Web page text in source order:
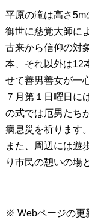
平原の滝は高さ
御世に慈覚大師に
古来から信仰の対
本、それ以外は12
せて善男善女が一
７月第１日曜日に
の式では厄男たち
病息災を祈ります。
また、周辺には遊
り市民の憩いの場
※ Webページの更